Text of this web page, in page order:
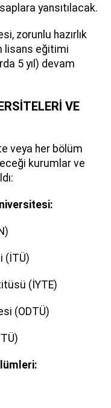
yansıtılacak.
zorunlu hazırlık
lisans eğitimi
5 yıl) devam
VE
veya her bölüm
kurumlar ve
(İTÜ)
(İYTE)
(ODTÜ)